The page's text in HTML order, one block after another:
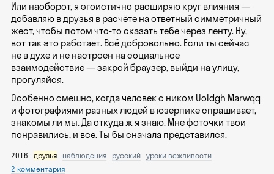
Или наоборот, я эгоистично расширяю круг влияния —
добавляю в друзья в расчёте на ответный симметричный
жест, чтобы потом что-то сказать тебе через ленту. Ну,
вот так это работает. Всё добровольно. Если ты сейчас
не в духе и не настроен на социальное
взаимодействие — закрой браузер, выйди на улицу,
прогуляйся.
Особенно смешно, когда человек с ником Uoldgh Marwqq
и фотографиями разных людей в юзерпике спрашивает,
знакомы ли мы. Да откуда ж я знаю. Мне фоточки твои
понравились, и всё. Ты бы сначала представился.
2016 друзья наблюдения русский
уроки вежливости
2 комментария